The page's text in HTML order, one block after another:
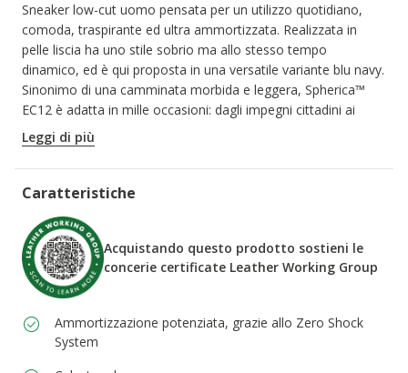
Sneaker low-cut uomo pensata per un utilizzo quotidiano,
comoda, traspirante ed ultra ammortizzata. Realizzata in
pelle liscia ha uno stile sobrio ma allo stesso tempo
dinamico, ed è qui proposta in una versatile variante blu navy.
Sinonimo di una camminata morbida e leggera, Spherica™
EC12 è adatta in mille occasioni: dagli impegni cittadini ai
weekend fuori porta.
CODICE PRODOTTO:
Leggi di più
Caratteristiche
Acquistando questo prodotto sostieni le
concerie certificate Leather Working Group
Ammortizzazione potenziata, grazie allo Zero Shock
System